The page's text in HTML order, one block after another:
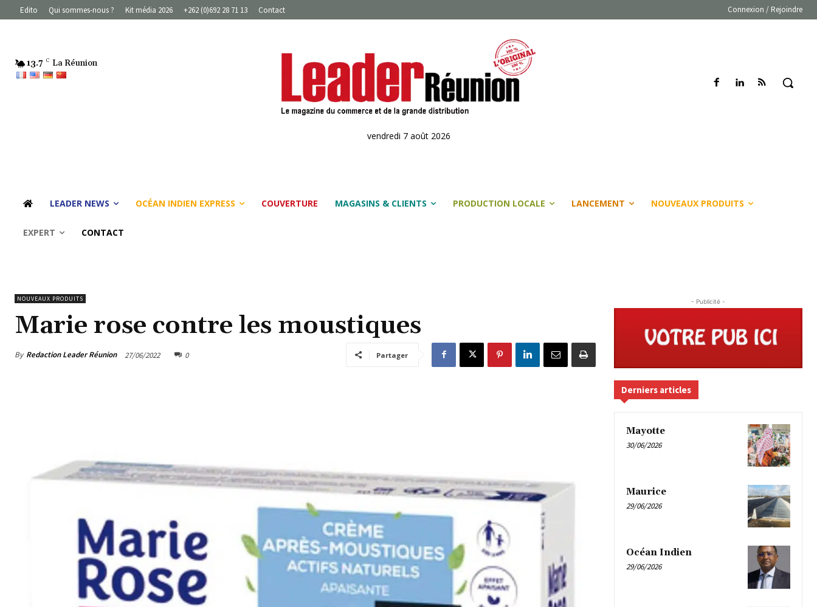
Edito Qui sommes-nous ? Kit média 2026 +262 (0)692 28 71 13 Contact Connexion / Rejoindre
13.7 C La Réunion
vendredi 7 août 2026
LEADER NEWS OCÉAN INDIEN EXPRESS COUVERTURE MAGASINS & CLIENTS PRODUCTION LOCALE LANCEMENT NOUVEAUX PRODUITS
EXPERT CONTACT
NOUVEAUX PRODUITS
Marie rose contre les moustiques
By Redaction Leader Réunion 27/06/2022 0 Partager
- Publicité -
Derniers articles
Mayotte
30/06/2026
Maurice
29/06/2026
Océan Indien
29/06/2026